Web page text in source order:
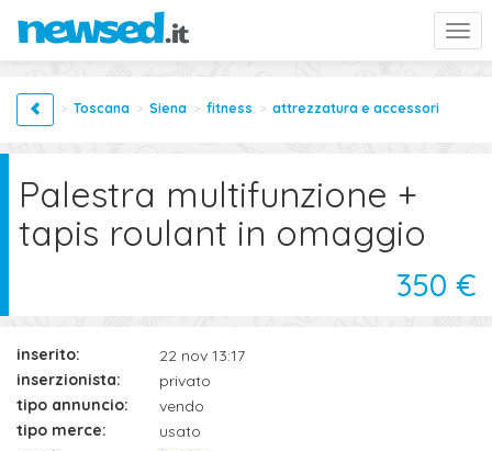
Toscana Siena fitness attrezzatura e accessori
Palestra multifunzione +
tapis roulant in omaggio
350 €
inserito:
22 nov 13:17
inserzionista:
privato
tipo annuncio:
vendo
tipo merce:
usato